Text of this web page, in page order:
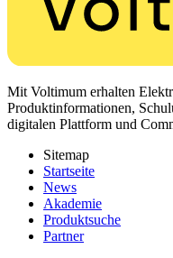
Mit Voltimum erhalten
Produktinformationen,
digitalen Plattform und
Sitemap
Startseite
News
Akademie
Produktsuche
Partner